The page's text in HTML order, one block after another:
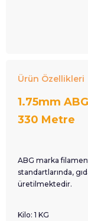
Ürün Özellikleri
1.75mm
330 Metre
ABG marka
standartlarında,
üretilmektedir.
Kilo: 1 KG